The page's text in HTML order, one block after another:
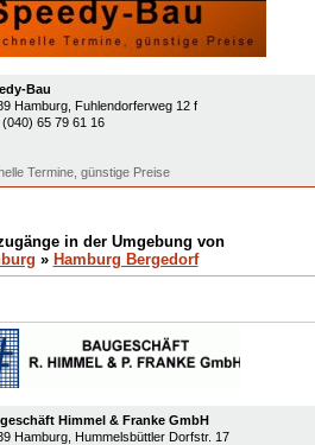
Bau
Hamburg, Fuhlendorferweg 12 f
(040) 65 79 61 16
Termine, günstige Preise
in der Umgebung von
» Hamburg Bergedorf
Himmel & Franke GmbH
Hamburg, Hummelsbüttler Dorfstr. 17